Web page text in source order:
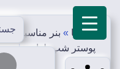
پاویسا » بنر مناسبتی»
پوستر شب یلدا»طرح
مبارک